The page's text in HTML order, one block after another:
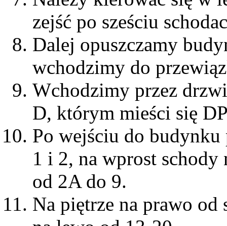
zejść po sześciu
Dalej opuszczamy
wchodzimy do
Wchodzimy przez
D, którym mieści się
Po wejściu do
1 i 2, na wprost schody
od 2A do 9.
Na piętrze na prawo